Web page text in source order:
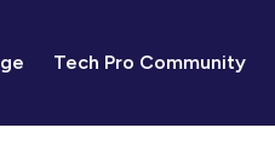
Tech Pro Community